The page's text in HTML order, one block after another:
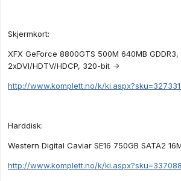
Skjermkort:
XFX GeForce 8800GTS 500M 640MB
2xDVI/HDTV/HDCP, 320-bit ->
http://www.komplett.no/k/
Harddisk:
Western Digital Caviar SE16 750GB SATA2
http://www.komplett.no/k/